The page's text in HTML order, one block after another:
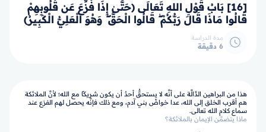
[16] بَابُ قَوْلِ اللهِ تَعَالَى ﴿حَتَّىٰ إِذَا فُزِّعَ عَن قُلُوبِهِمْ
قَالُوا مَاذَا قَالَ رَبُّكُمْ ۖ قَالُوا الْحَقَّ ۖ وَهُوَ الْعَلِيُّ الْكَبِيرُ﴾
مدة الدراسة
6 دقيقة
هذا من البراهين الدَّالَّة على أنَّه لا يستحقُّ أحدٌ أن يكون شريكًا مع الله؛ لأنَّ الملائكة
هم أقرب الخلق إلى الله، عدا خواصِّ بني آدم، ومع ذلك فإنَّه يحصل لهم الفزع عند
سماع كلام الله تعالى.
ماذا يتضمَّن الإيمان بالملائكة؟